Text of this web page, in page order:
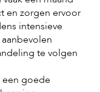
en zorgen ervoor
intensieve
te volgen
een goede